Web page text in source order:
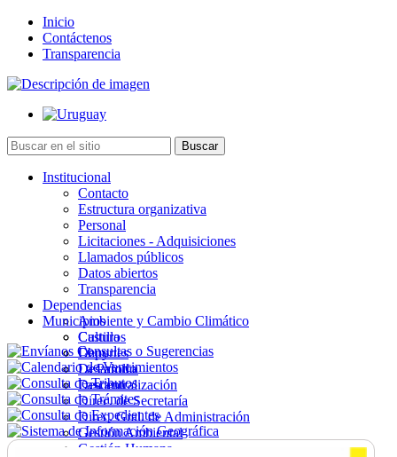
Inicio
Contáctenos
Transparencia
Institucional
Contacto
Estructura organizativa
Personal
Licitaciones - Adquisiciones
Llamados públicos
Datos abiertos
Transparencia
Dependencias
Ambiente y Cambio Climático
Cultura
Deportes
Desarrollo
Descentralización
Direc. de Secretaría
Direc. Gral. de Administración
Gestión Ambiental
Gestión Humana
Municipios
Castillos
Chuy
La Paloma
Lascano